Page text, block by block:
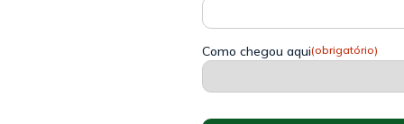
Como chegou aqui(obrigatório)